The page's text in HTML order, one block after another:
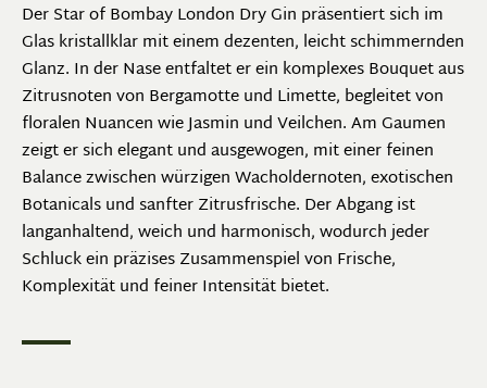
Der Star of Bombay London Dry Gin präsentiert sich im
Glas kristallklar mit einem dezenten, leicht schimmernden
Glanz. In der Nase entfaltet er ein komplexes Bouquet aus
Zitrusnoten von Bergamotte und Limette, begleitet von
floralen Nuancen wie Jasmin und Veilchen. Am Gaumen
zeigt er sich elegant und ausgewogen, mit einer feinen
Balance zwischen würzigen Wacholdernoten, exotischen
Botanicals und sanfter Zitrusfrische. Der Abgang ist
langanhaltend, weich und harmonisch, wodurch jeder
Schluck ein präzises Zusammenspiel von Frische,
Komplexität und feiner Intensität bietet.